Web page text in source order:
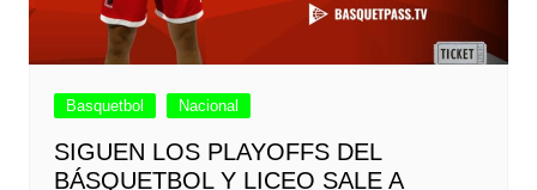
Basquetbol Nacional
SIGUEN LOS PLAYOFFS DEL
BÁSQUETBOL Y LICEO SALE A